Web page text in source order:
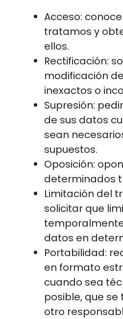
Acceso:
tratamos y
ellos.
Rectificación:
modificación
inexactos o
Supresión:
de sus datos
sean
supuestos.
Oposición:
determinados
Limitación del
solicitar que
datos en
Portabilidad:
en formato
cuando sea
posible, que
otro